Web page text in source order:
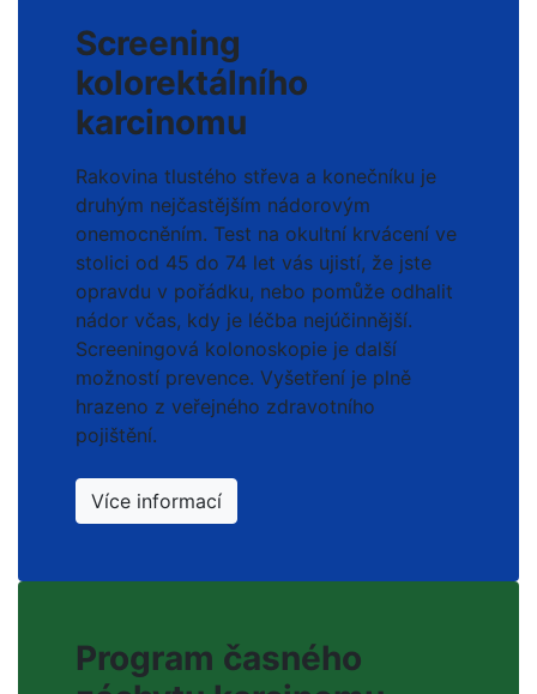
Screening
kolorektálního
karcinomu
Rakovina tlustého střeva a konečníku je
druhým nejčastějším nádorovým
onemocněním. Test na okultní krvácení ve
stolici od 45 do 74 let vás ujistí, že jste
opravdu v pořádku, nebo pomůže odhalit
nádor včas, kdy je léčba nejúčinnější.
Screeningová kolonoskopie je další
možností prevence. Vyšetření je plně
hrazeno z veřejného zdravotního
pojištění.
Více informací
Program časného